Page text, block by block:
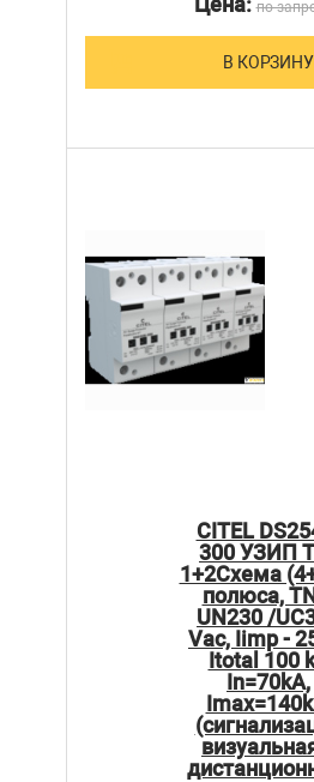
по
В КОРЗИНУ
CITEL
300 УЗИП
1+2Схема
полюса,
UN230 /
Vac, Iimp -
Itotal 100
In=70kA,